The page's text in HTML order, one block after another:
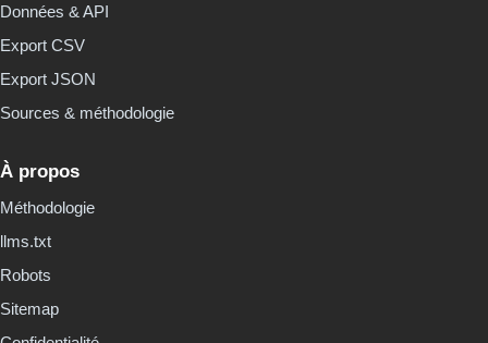
Données & API
Export CSV
Export JSON
Sources & méthodologie
À propos
Méthodologie
llms.txt
Robots
Sitemap